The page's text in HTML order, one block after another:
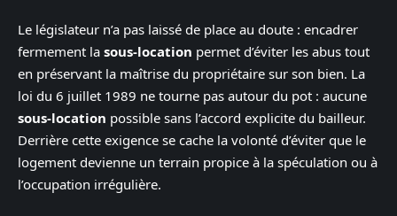
Le législateur n’a pas laissé de place au doute : encadrer
fermement la sous-location permet d’éviter les abus tout
en préservant la maîtrise du propriétaire sur son bien. La
loi du 6 juillet 1989 ne tourne pas autour du pot : aucune
sous-location possible sans l’accord explicite du bailleur.
Derrière cette exigence se cache la volonté d’éviter que le
logement devienne un terrain propice à la spéculation ou à
l’occupation irrégulière.